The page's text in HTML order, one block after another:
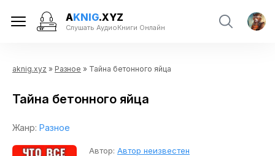
AKNIG.XYZ
Слушать АудиоКниги Онлайн
aknig.xyz » Разное » Тайна бетонного яйца
Тайна бетонного яйца
Жанр: Разное
Автор: Автор неизвестен